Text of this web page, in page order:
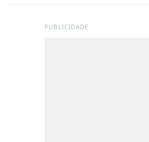
PUBLICIDADE